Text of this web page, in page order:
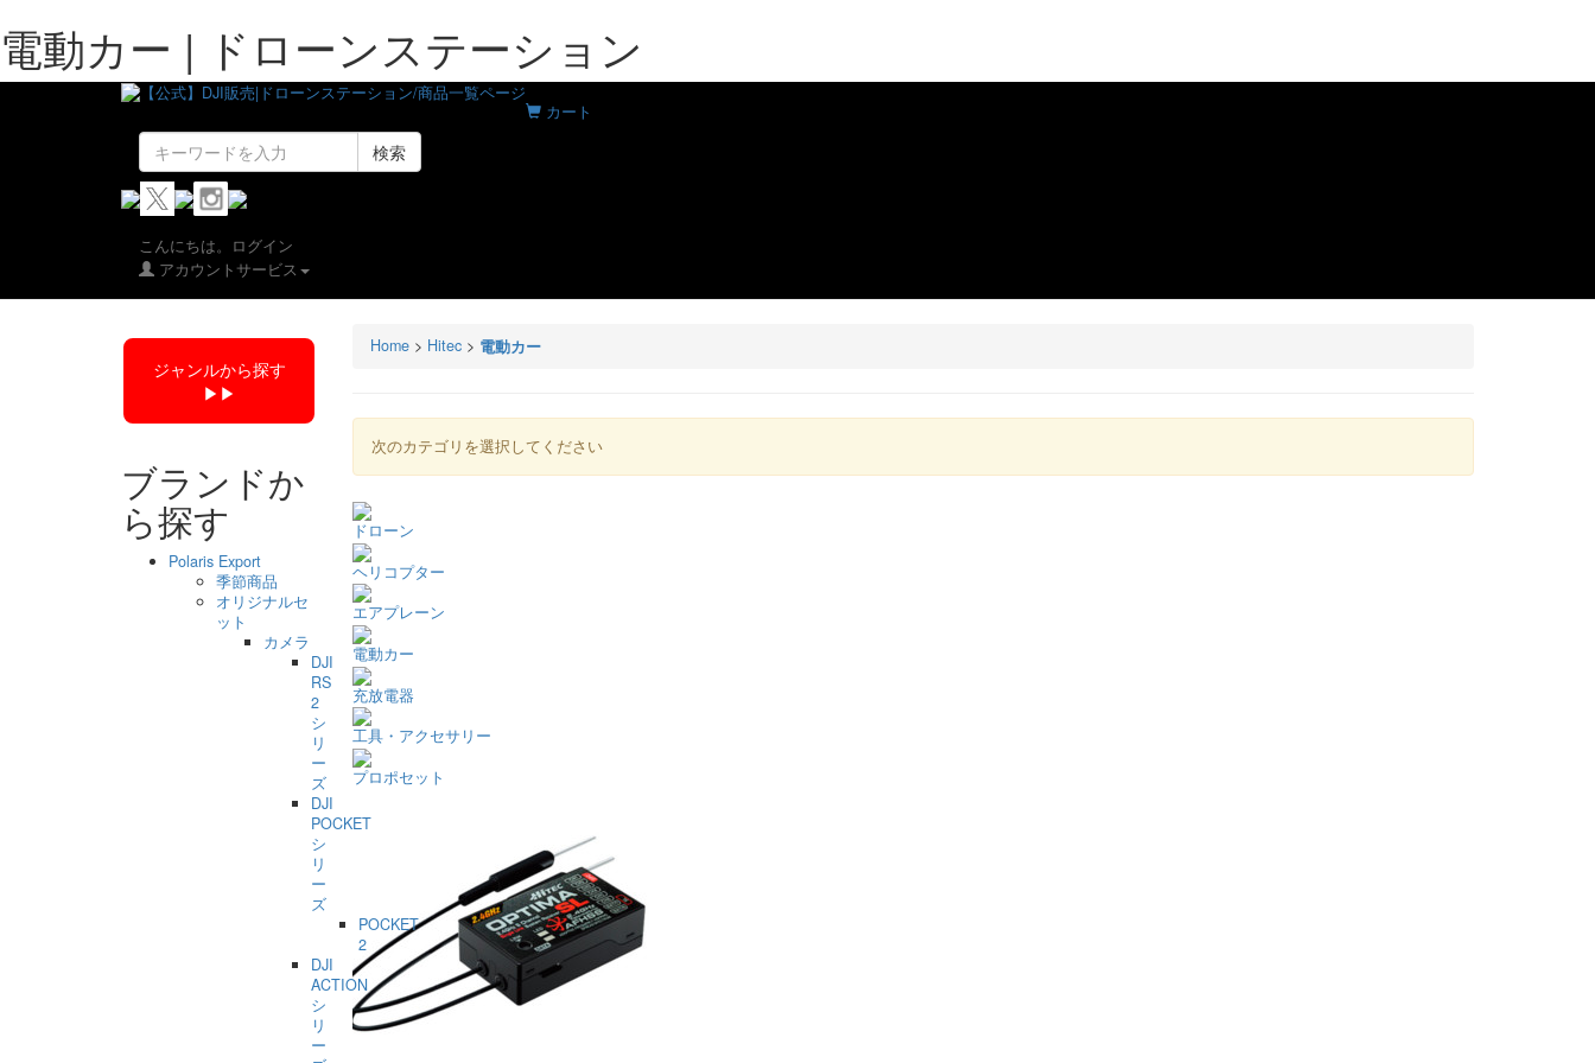
電動カー | ドローンステーション
カート
検索
こんにちは。ログイン
アカウントサービス
Home > Hitec > 電動カー
次のカテゴリを選択してください
ドローン
ヘリコプター
エアプレーン
電動カー
充放電器
工具・アクセサリー
プロポセット
ジャンルから探す
▶︎▶︎
ブランドか
ら探す
Polaris Export
季節商品
オリジナルセ
ット
カメラ
DJI
RS
2
シ
リ
ー
ズ
DJI
POCKET
シ
リ
ー
ズ
POCKET
2
DJI
ACTION
シ
リ
ー